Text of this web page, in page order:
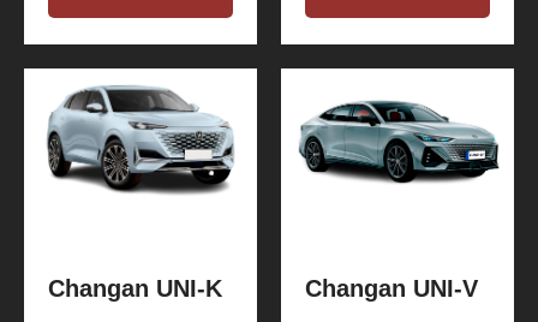
Changan UNI-K Changan UNI-V